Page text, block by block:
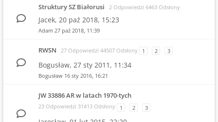
Struktury SZ Białorusi 2 Odpowiedzi 6463 Odsłony
Jacek, 20 paź 2018, 15:23
Adam 27 paź 2018, 11:39
RWSN 27 Odpowiedzi 44507 Odsłony 1 2 3
Bogusław, 27 sty 2011, 11:34
Bogusław 16 sty 2016, 16:21
JW 33886 AR w latach 1970-tych
23 Odpowiedzi 31413 Odsłony 1 2 3